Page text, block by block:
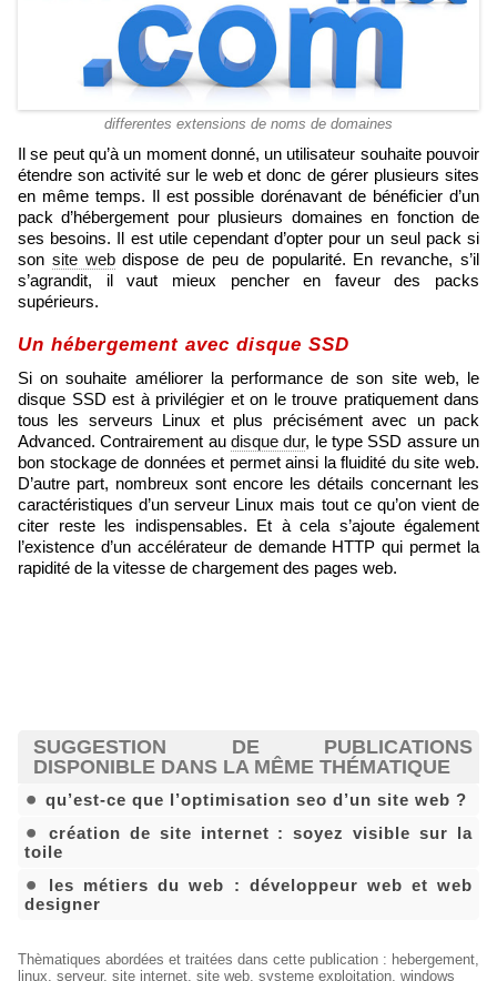
differentes extensions de noms de domaines
Il se peut qu’à un moment donné, un utilisateur souhaite pouvoir
étendre son activité sur le web et donc de gérer plusieurs sites
en même temps. Il est possible dorénavant de bénéficier d’un
pack d’hébergement pour plusieurs domaines en fonction de
ses besoins. Il est utile cependant d’opter pour un seul pack si
son site webdispose de peu de popularité. En revanche, s’il
s’agrandit, il vaut mieux pencher en faveur des packs
supérieurs.
Un hébergement avec disque SSD
Si on souhaite améliorer la performance de son site web, le
disque SSD est à privilégier et on le trouve pratiquement dans
tous les serveurs Linux et plus précisément avec un pack
Advanced. Contrairement au disque dur, le type SSD assure un
bon stockage de données et permet ainsi la fluidité du site web.
D’autre part, nombreux sont encore les détails concernant les
caractéristiques d’un serveur Linux mais tout ce qu’on vient de
citer reste les indispensables. Et à cela s’ajoute également
l’existence d’un accélérateur de demande HTTP qui permet la
rapidité de la vitesse de chargement des pages web.
SUGGESTION DE PUBLICATIONS
DISPONIBLE DANS LA MÊME THÉMATIQUE
qu’est-ce que l’optimisation seo d’un site web ?
création de site internet : soyez visible sur la
toile
les métiers du web : développeur web et web
designer
Thèmatiques abordées et traitées dans cette publication : hebergement,
linux, serveur, site internet, site web, systeme exploitation, windows